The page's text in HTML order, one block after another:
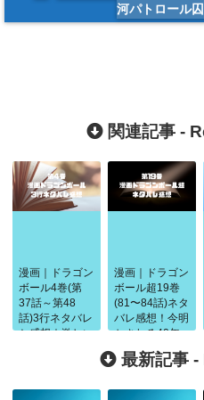
河パトロール
関連記事 -
漫画｜ドラゴン
ボール4巻(第
37話～第48
話)3行ネタバレ
と感想｜激しい
漫画｜ドラゴン
ボール超19巻
(81〜84話)ネタ
バレ感想！今明
かされる40年
前の闘い
最新記事 -